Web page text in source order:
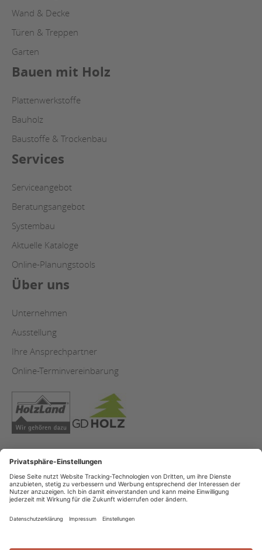
Wand & Decke
Türen & Treppen
Garten
Bauen mit Holz
Plattenwerkstoffe
Bauholz
Baustoffe & Trockenbau
Services
Serviceangebot
Beratungsangebot
Systembau
Aktuelle Kataloge
Online-Planungstools
Über uns
Unternehmen
Ausstellung
Ihre Ansprechpartner
Online-Terminvereinbarung
Datenschutz